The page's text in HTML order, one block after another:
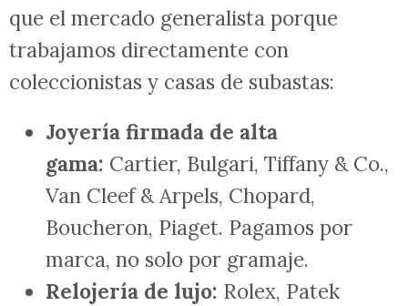
que el mercado generalista porque
trabajamos directamente con
coleccionistas y casas de subastas:
Joyería firmada de alta
gama: Cartier, Bulgari, Tiffany & Co.,
Van Cleef & Arpels, Chopard,
Boucheron, Piaget. Pagamos por
marca, no solo por gramaje.
Relojería de lujo: Rolex, Patek